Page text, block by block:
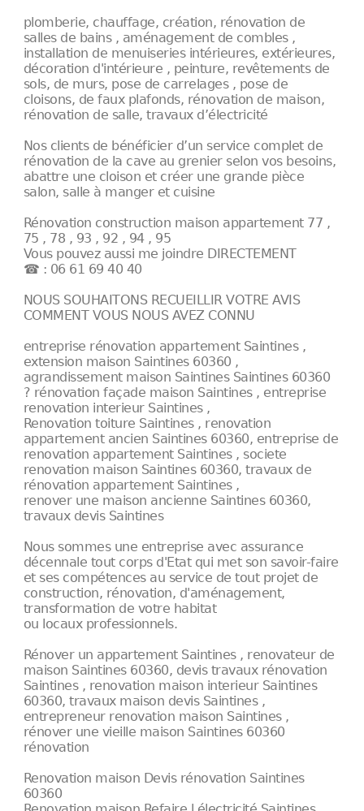
plomberie, chauffage, création, rénovation de
salles de bains , aménagement de combles ,
installation de menuiseries intérieures, extérieures,
décoration d'intérieure , peinture, revêtements de
sols, de murs, pose de carrelages , pose de
cloisons, de faux plafonds, rénovation de maison,
rénovation de salle, travaux d’électricité
Nos clients de bénéficier d’un service complet de
rénovation de la cave au grenier selon vos besoins,
abattre une cloison et créer une grande pièce
salon, salle à manger et cuisine
Rénovation construction maison appartement 77 ,
75 , 78 , 93 , 92 , 94 , 95
Vous pouvez aussi me joindre DIRECTEMENT
☎ : 06 61 69 40 40
NOUS SOUHAITONS RECUEILLIR VOTRE AVIS
COMMENT VOUS NOUS AVEZ CONNU
entreprise rénovation appartement Saintines ,
extension maison Saintines 60360 ,
agrandissement maison Saintines Saintines 60360
? rénovation façade maison Saintines , entreprise
renovation interieur Saintines ,
Renovation toiture Saintines , renovation
appartement ancien Saintines 60360, entreprise de
renovation appartement Saintines , societe
renovation maison Saintines 60360, travaux de
rénovation appartement Saintines ,
renover une maison ancienne Saintines 60360,
travaux devis Saintines
Nous sommes une entreprise avec assurance
décennale tout corps d'Etat qui met son savoir-faire
et ses compétences au service de tout projet de
construction, rénovation, d'aménagement,
transformation de votre habitat
ou locaux professionnels.
Rénover un appartement Saintines , renovateur de
maison Saintines 60360, devis travaux rénovation
Saintines , renovation maison interieur Saintines
60360, travaux maison devis Saintines ,
entrepreneur renovation maison Saintines ,
rénover une vieille maison Saintines 60360
rénovation
Renovation maison Devis rénovation Saintines
60360